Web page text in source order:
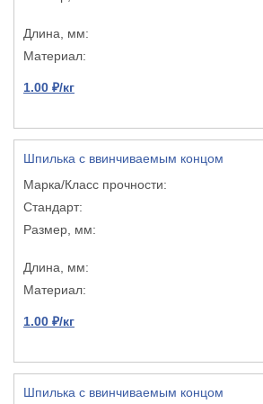
1.00 ₽/кг
Шпилька с ввинчиваемым концом
1.00 ₽/кг
Шпилька с ввинчиваемым концом